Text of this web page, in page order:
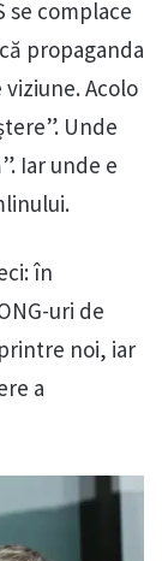
se complace
propaganda
Acolo
Unde
Iar unde e
în
uri de
noi, iar
a